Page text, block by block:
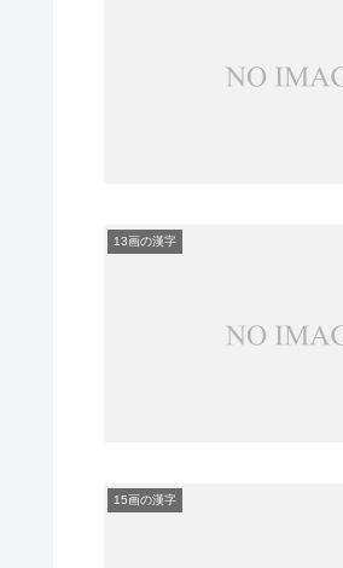
13画の漢字
15画の漢字